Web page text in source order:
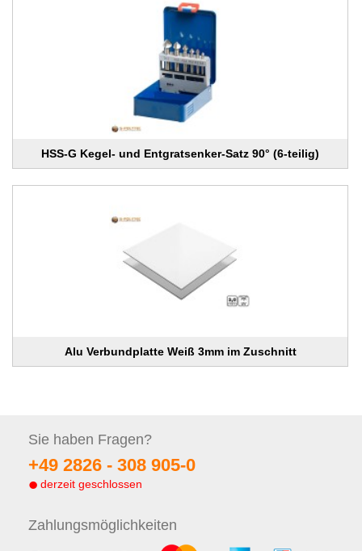
HSS-G Kegel- und Entgratsenker-Satz 90° (6-teilig)
Alu Verbundplatte Weiß 3mm im Zuschnitt
Sie haben Fragen?
+49 2826 - 308 905-0
derzeit geschlossen
Zahlungsmöglichkeiten